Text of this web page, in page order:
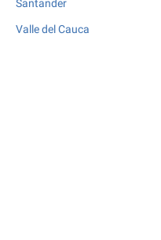
Santander
Valle del Cauca